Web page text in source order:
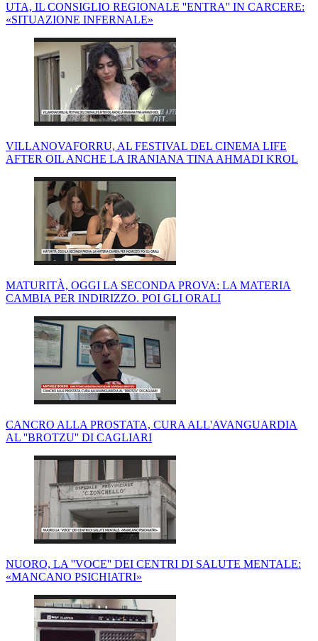
UTA, IL CONSIGLIO REGIONALE ''ENTRA'' IN CARCERE:
«SITUAZIONE INFERNALE»
VILLANOVAFORRU, AL FESTIVAL DEL CINEMA LIFE
AFTER OIL ANCHE LA IRANIANA TINA AHMADI KROL
MATURITÀ, OGGI LA SECONDA PROVA: LA MATERIA
CAMBIA PER INDIRIZZO. POI GLI ORALI
CANCRO ALLA PROSTATA, CURA ALL'AVANGUARDIA
AL ''BROTZU'' DI CAGLIARI
NUORO, LA ''VOCE'' DEI CENTRI DI SALUTE MENTALE:
«MANCANO PSICHIATRI»